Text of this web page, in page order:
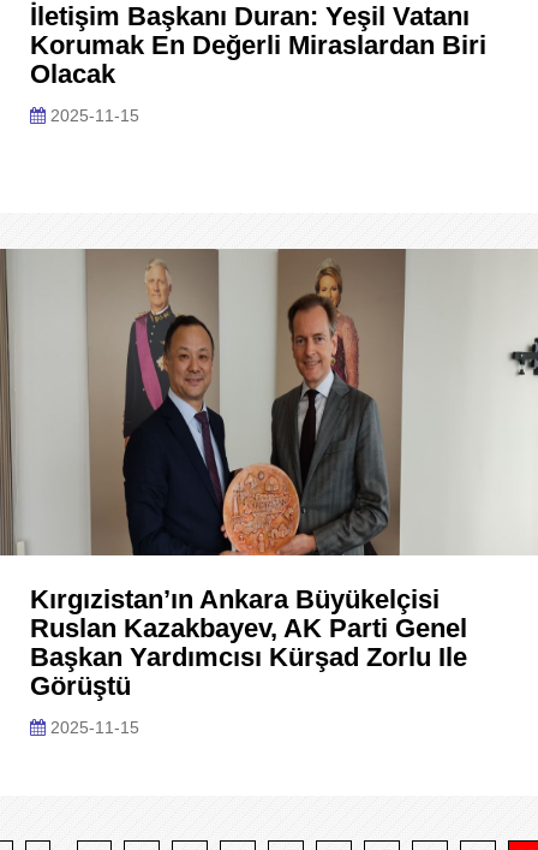
İletişim Başkanı Duran: Yeşil Vatanı
Korumak En Değerli Miraslardan Biri
Olacak
2025-11-15
Kırgızistan’ın Ankara Büyükelçisi
Ruslan Kazakbayev, AK Parti Genel
Başkan Yardımcısı Kürşad Zorlu Ile
Görüştü
2025-11-15